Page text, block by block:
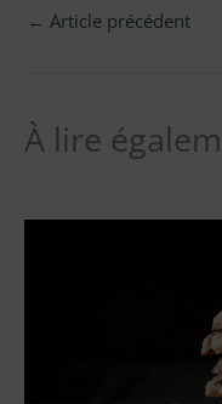
← Article précédent
À lire